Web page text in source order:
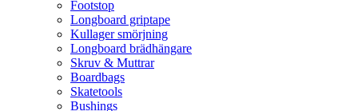
Footstop
Longboard griptape
Kullager smörjning
Longboard brädhängare
Skruv & Muttrar
Boardbags
Skatetools
Bushings